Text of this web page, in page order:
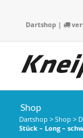
Dartshop|
Shop
Dartshop > Shop >
Stück – Long –